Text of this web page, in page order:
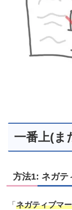
一番上(ま
方法1: ネガテ
「 ネガティブマ